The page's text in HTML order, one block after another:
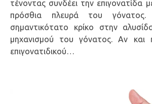
τένοντας συνδέει την επιγονατίδα
πρόσθια πλευρά του γόνατος.
σημαντικότατο κρίκο στην
μηχανισμού του γόνατος. Αν και
επιγονατιδικού…